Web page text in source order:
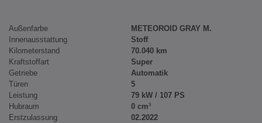
Außenfarbe
METEOROID GRAY M.
Innenausstattung
Stoff
Kilometerstand
70.040 km
Kraftstoffart
Super
Getriebe
Automatik
Türen
5
Leistung
79 kW / 107 PS
Hubraum
0 cm³
Erstzulassung
02.2022